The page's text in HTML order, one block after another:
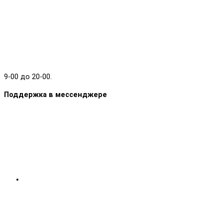
9-00 до 20-00.
Поддержка в мессенджере